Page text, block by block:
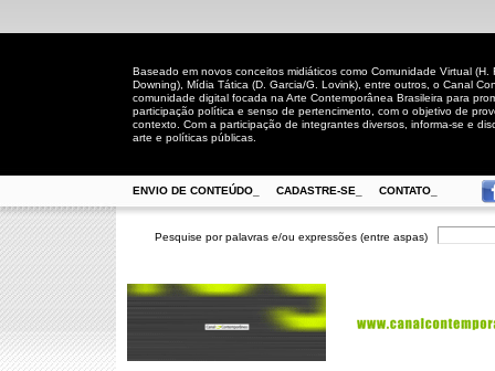
Baseado em novos conceitos midiáticos como Comunidade Virtual (H.
Downing), Mídia Tática (D. Garcia/G. Lovink), entre outros, o Canal
comunidade digital focada na Arte Contemporânea Brasileira para
participação política e senso de pertencimento, com o objetivo de
contexto. Com a participação de integrantes diversos, informa-se e
arte e políticas públicas.
ENVIO DE CONTEÚDO_ CADASTRE-SE_ CONTATO_
Pesquise por palavras e/ou expressões (entre aspas)